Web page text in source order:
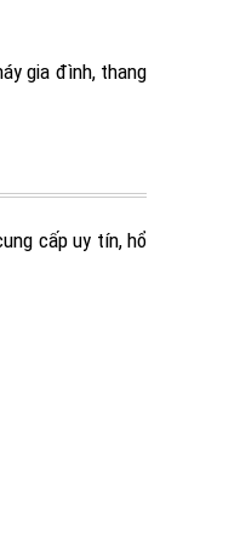
gia đình, thang
cấp uy tín, hổ